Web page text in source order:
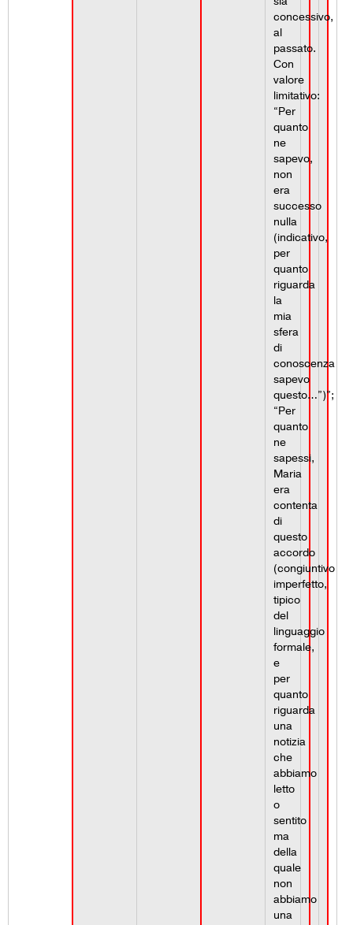
concessivo,
al
passato.
Con
valore
limitativo:
“Per
quanto
ne
sapevo,
non
era
successo
nulla
(indicativo,
per
quanto
riguarda
la
mia
sfera
di
conoscenza
sapevo
questo…”)”;
“Per
quanto
ne
sapessi,
Maria
era
contenta
di
questo
accordo
(congiuntivo
imperfetto,
tipico
del
linguaggio
formale,
e
per
quanto
riguarda
una
notizia
che
abbiamo
letto
o
sentito
ma
della
quale
non
abbiamo
una